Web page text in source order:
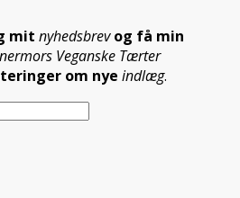
mit nyhedsbrev og få min
Veganske Tærter
om nye indlæg.